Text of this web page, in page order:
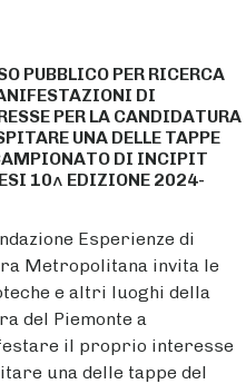
PUBBLICO PER RICERCA
DI
PER LA CANDIDATURA
UNA DELLE TAPPE
DI INCIPIT
10^ EDIZIONE 2024-
Esperienze di
Metropolitana invita le
e altri luoghi della
del Piemonte a
il proprio interesse
una delle tappe del